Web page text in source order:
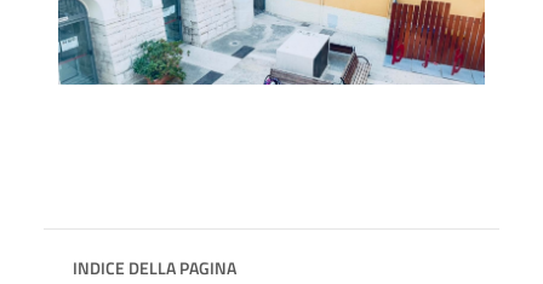
INDICE DELLA PAGINA